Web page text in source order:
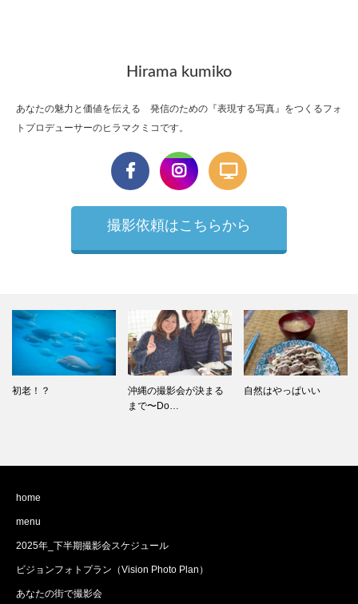
Hirama kumiko
あなたの魅力と価値を伝える 発信のための『表現する写真』をつくるフォ
トプロデューサーのヒラマクミコです。
撮影依頼はこちらから
沖縄の撮影会が決まる
自然はやっぱいい
新春撮影会募集スター
home
menu
2025年_下半期撮影会スケジュール
ビジョンフォトプラン（Vision Photo Plan）
あなたの街で撮影会